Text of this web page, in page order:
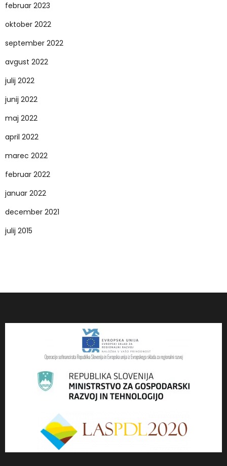
februar 2023
oktober 2022
september 2022
avgust 2022
julij 2022
junij 2022
maj 2022
april 2022
marec 2022
februar 2022
januar 2022
december 2021
julij 2015